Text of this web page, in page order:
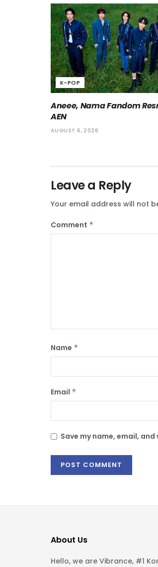
K-POP
Aneee, Nama Fandom
AEN
AUGUST 6, 2026
Leave a Reply
Your email address will not
Comment *
Name *
Email *
Save my name, email,
About Us
Hello, we are Vibrance, #1